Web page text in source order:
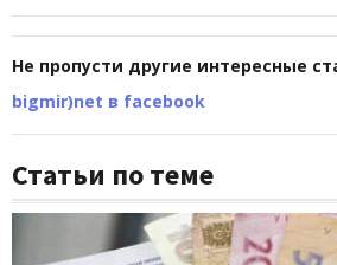
Не пропусти другие интересные
bigmir)net в facebook
Статьи по теме